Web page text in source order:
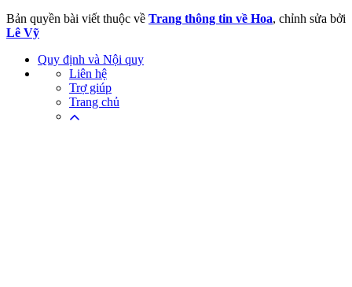
Bản quyền bài viết thuộc về Trang thông tin về Hoa, chỉnh sửa bởi
Lê Vỹ
Quy định và Nội quy
Liên hệ
Trợ giúp
Trang chủ